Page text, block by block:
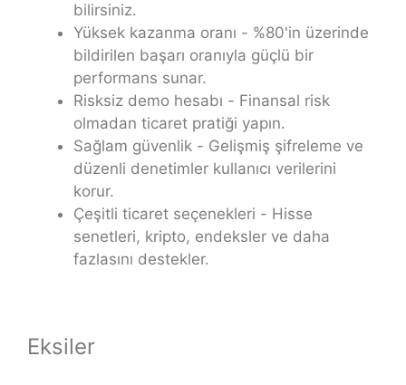
bilirsiniz.
Yüksek kazanma oranı - %80'in üzerinde
bildirilen başarı oranıyla güçlü bir
performans sunar.
Risksiz demo hesabı - Finansal risk
olmadan ticaret pratiği yapın.
Sağlam güvenlik - Gelişmiş şifreleme ve
düzenli denetimler kullanıcı verilerini
korur.
Çeşitli ticaret seçenekleri - Hisse
senetleri, kripto, endeksler ve daha
fazlasını destekler.
Eksiler